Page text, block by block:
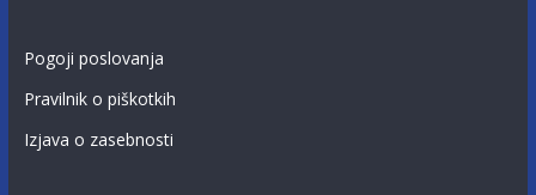
Pogoji poslovanja
Pravilnik o piškotkih
Izjava o zasebnosti